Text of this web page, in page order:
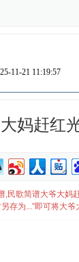
11-21 11:19:57
妈赶红
歌简谱大爷大妈
存为...”即可将大